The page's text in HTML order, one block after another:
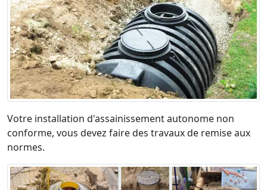
Votre installation d'assainissement autonome non
conforme, vous devez faire des travaux de remise aux
normes.